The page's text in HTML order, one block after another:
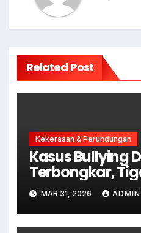
Related Post
Kekerasan & Perundungan
Kasus Bullying
Terbongkar,
Terlibat Kini
MAR 31, 2026 ADMIN